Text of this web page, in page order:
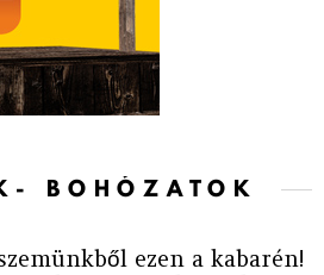
BOHÓZATOK
ezen a kabarén!